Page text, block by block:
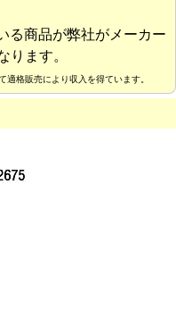
る商品が弊社がメーカー
ります。
格販売により収入を得ています。